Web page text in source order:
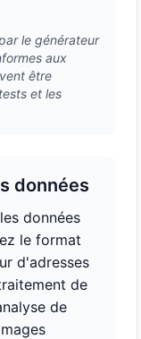
le générateur
aux
être
et les
données
données
le format
d'adresses
de
de